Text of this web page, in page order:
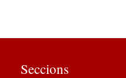
Seccions